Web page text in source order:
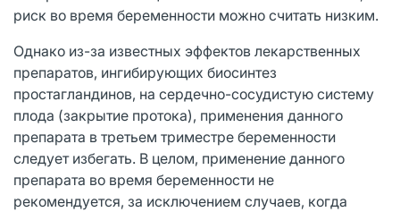
риск во время беременности можно считать низким.
Однако из-за известных эффектов лекарственных
препаратов, ингибирующих биосинтез
простагландинов, на сердечно-сосудистую систему
плода (закрытие протока), применения данного
препарата в третьем триместре беременности
следует избегать. В целом, применение данного
препарата во время беременности не
рекомендуется, за исключением случаев, когда